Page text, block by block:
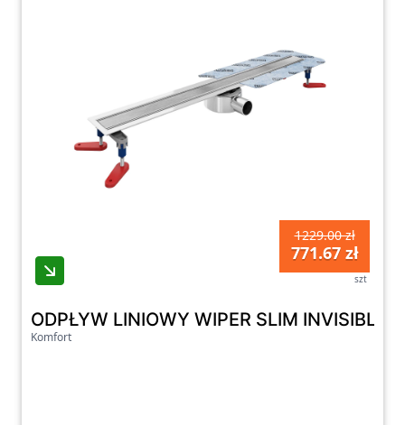
1229.00 zł
771.67 zł
szt
ODPŁYW LINIOWY WIPER SLIM INVISIBLE
Komfort